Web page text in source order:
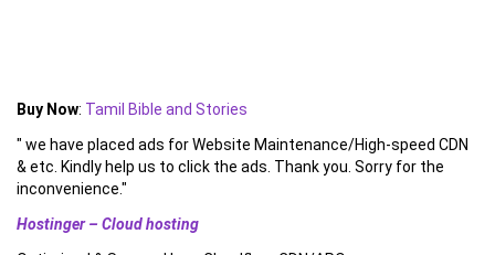
Buy Now: Tamil Bible and Stories
" we have placed ads for Website Maintenance/High-speed CDN
& etc. Kindly help us to click the ads. Thank you. Sorry for the
inconvenience."
Hostinger – Cloud hosting